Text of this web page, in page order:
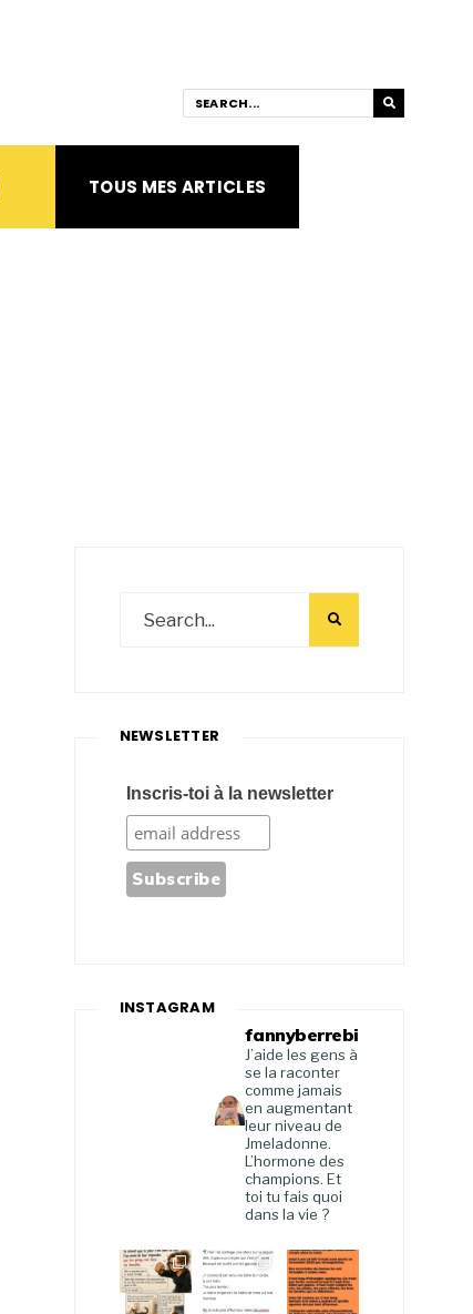
TOUS MES ARTICLES
NEWSLETTER
Inscris-toi à la newsletter
INSTAGRAM
fannyberrebi
J’aide les gens à
se la raconter
comme jamais
en augmentant
leur niveau de
Jmeladonne.
L’hormone des
champions. Et
toi tu fais quoi
dans la vie ?